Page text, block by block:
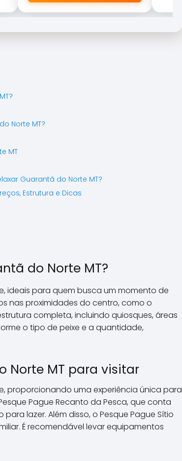
Norte MT?
MT
Guarantã do Norte MT?
Estrutura e Dicas
do Norte MT?
ideais para quem busca um momento de
nas proximidades do centro, como o
completa, incluindo quiosques, áreas
o tipo de peixe e a quantidade,
Norte MT para visitar
proporcionando uma experiência única para
Pague Recanto da Pesca, que conta
lazer. Além disso, o Pesque Pague Sítio
É recomendável levar equipamentos